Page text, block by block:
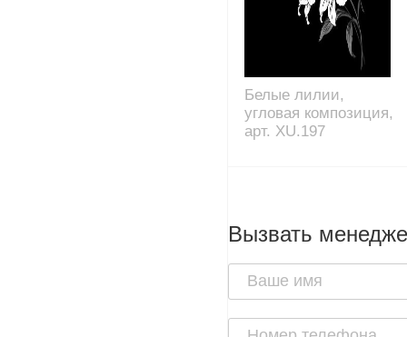
Белые лилии,
угловая композиция,
арт. XU.197
Вызвать